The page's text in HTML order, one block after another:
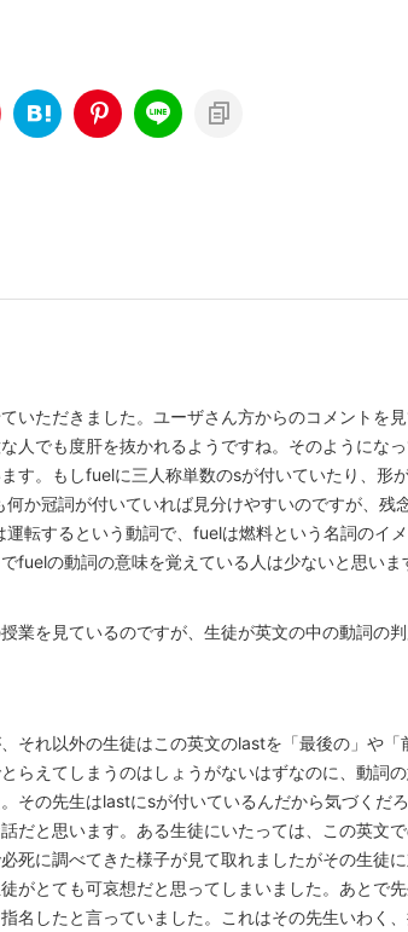
いただきました。ユーザさん方からのコメントを
人でも度肝を抜かれるようですね。そのようにな
す。もしfuelに三人称単数のsが付いていたり、形
か冠詞が付いていれば見分けやすいのですが、残
転するという動詞で、fuelは燃料という名詞のイ
fuelの動詞の意味を覚えている人は少ないと思いま
業を見ているのですが、生徒が英文の中の動詞の
それ以外の生徒はこの英文のlastを「最後の」や「
らえてしまうのはしょうがないはずなのに、動詞
その先生はlastにsが付いているんだから気づくだ
だと思います。ある生徒にいたっては、この英文
死に調べてきた様子が見て取れましたがその生徒
がとても可哀想だと思ってしまいました。あとで先
名したと言っていました。これはその先生いわく